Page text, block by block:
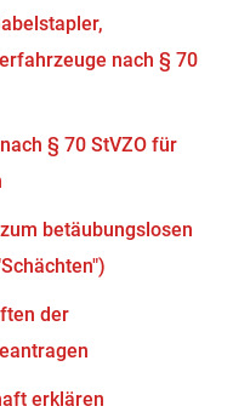
nach § 70
§ 70 StVZO für
betäubungslosen
der
erklären